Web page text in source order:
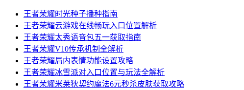
王者荣耀时光种子播种指南
王者荣耀云游戏在线畅玩入口位置解析
王者荣耀太秀语音包五一获取指南
王者荣耀V10传承机制全解析
王者荣耀局内表情功能设置攻略
王者荣耀冰雪派对入口位置与玩法全解析
王者荣耀米莱狄契约魔法6元秒杀皮肤获取攻略